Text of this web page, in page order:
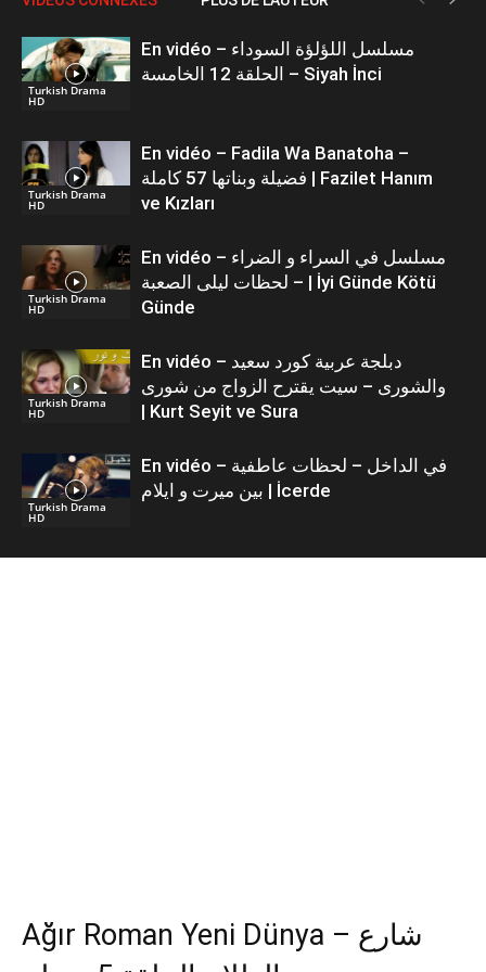
Turkish Drama
HD
En vidéo – مسلسل اللؤلؤة السوداء
الحلقة 12 الخامسة – Siyah İnci
Turkish Drama
HD
En vidéo – Fadila Wa Banatoha –
فضيلة وبناتها 57 كاملة | Fazilet Hanım
ve Kızları
Turkish Drama
HD
En vidéo – مسلسل في السراء و الضراء
– لحظات ليلى الصعبة | İyi Günde Kötü
Günde
Turkish Drama
HD
En vidéo – دبلجة عربية كورد سعيد
والشورى – سيت يقترح الزواج من شورى
| Kurt Seyit ve Sura
Turkish Drama
HD
En vidéo – في الداخل – لحظات عاطفية
بين ميرت و ايلام | İcerde
Ağır Roman Yeni Dünya – شارع